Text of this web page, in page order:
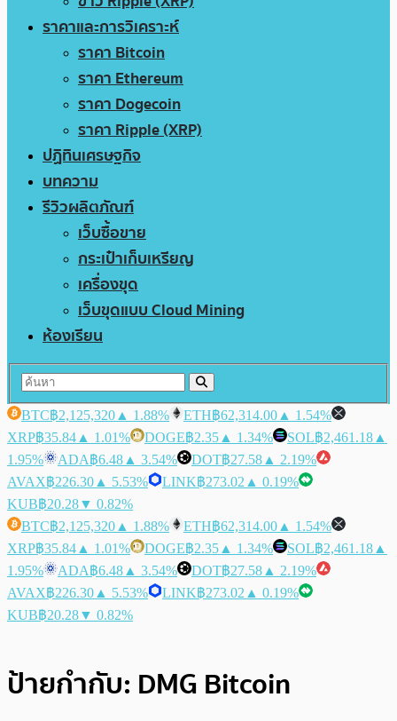
ราคาและการวิเคราะห์
ราคา Bitcoin
ราคา Ethereum
ราคา Dogecoin
ราคา Ripple (XRP)
ปฏิทินเศรษฐกิจ
บทความ
รีวิวผลิตภัณฑ์
เว็บซื้อขาย
กระเป๋าเก็บเหรียญ
เครื่องขุด
เว็บขุดแบบ Cloud Mining
ห้องเรียน
BTC฿2,125,320 ▲ 1.88% ETH฿62,314.00 ▲ 1.54%
XRP฿35.84 ▲ 1.01% DOGE฿2.35 ▲ 1.34% SOL฿2,461.18 ▲
1.95%
ADA฿6.48 ▲ 3.54% DOT฿27.58 ▲ 2.19%
AVAX฿226.30 ▲ 5.53% LINK฿273.02 ▲ 0.19%
KUB฿20.28▼ 0.82%
BTC฿2,125,320 ▲ 1.88% ETH฿62,314.00 ▲ 1.54%
XRP฿35.84 ▲ 1.01% DOGE฿2.35 ▲ 1.34% SOL฿2,461.18 ▲
1.95%
ADA฿6.48 ▲ 3.54% DOT฿27.58 ▲ 2.19%
AVAX฿226.30 ▲ 5.53% LINK฿273.02 ▲ 0.19%
KUB฿20.28▼ 0.82%
ป้ายกำกับ: DMG Bitcoin